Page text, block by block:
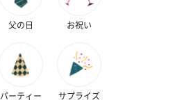
父の日 お祝い
パーティー サプライズ